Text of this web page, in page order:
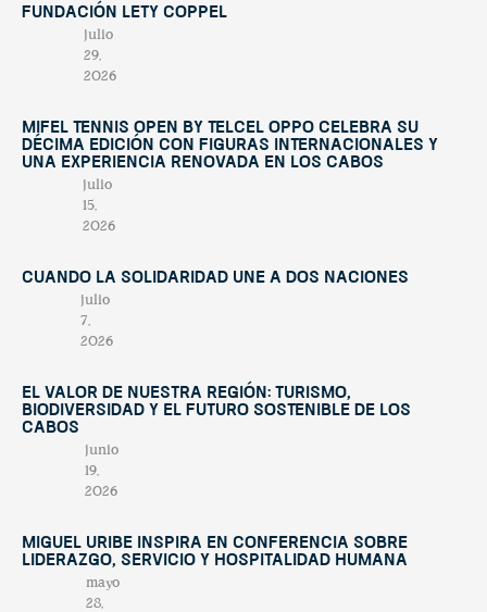
Fundación Lety Coppel
julio
29,
2026
Mifel Tennis Open by Telcel Oppo celebra su
décima edición con figuras internacionales y
una experiencia renovada en Los Cabos
julio
15,
2026
Cuando la solidaridad une a dos naciones
julio
7,
2026
El valor de nuestra región: turismo,
biodiversidad y el futuro sostenible de Los
Cabos
junio
19,
2026
Miguel Uribe inspira en conferencia sobre
liderazgo, servicio y hospitalidad humana
mayo
28,